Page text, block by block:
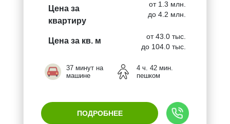
Цена за
квартиру
от 1.3 млн.
до 4.2 млн.
Цена за кв. м
от 43.0 тыс.
до 104.0 тыс.
37 минут на
машине
4 ч. 42 мин.
пешком
ПОДРОБНЕЕ